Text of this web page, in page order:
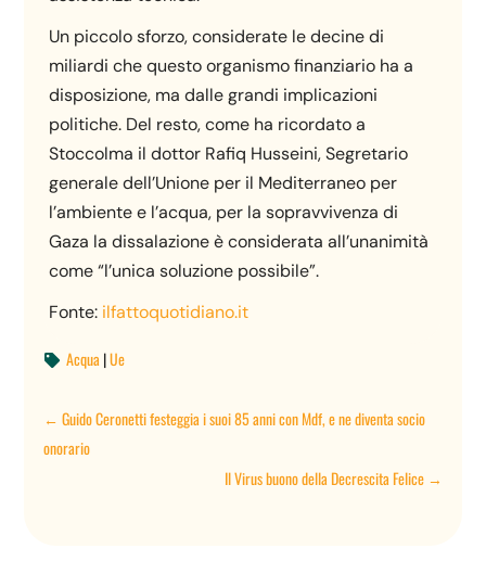
Un piccolo sforzo, considerate le decine di
miliardi che questo organismo finanziario ha a
disposizione, ma dalle grandi implicazioni
politiche. Del resto, come ha ricordato a
Stoccolma il dottor Rafiq Husseini, Segretario
generale dell’Unione per il Mediterraneo per
l’ambiente e l’acqua, per la sopravvivenza di
Gaza la dissalazione è considerata all’unanimità
come “l’unica soluzione possibile”.
Fonte: ilfattoquotidiano.it
 Acqua|Ue
←Guido Ceronetti festeggia i suoi 85 anni con Mdf, e ne diventa socio
onorario
Il Virus buono della Decrescita Felice→